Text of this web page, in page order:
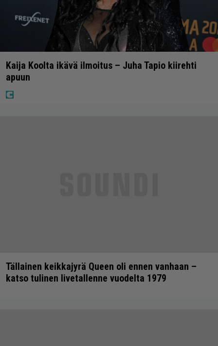
Kaija Koolta ikävä ilmoitus – Juha Tapio kiirehti
apuun
Tällainen keikkajyrä Queen oli ennen vanhaan –
katso tulinen livetallenne vuodelta 1979